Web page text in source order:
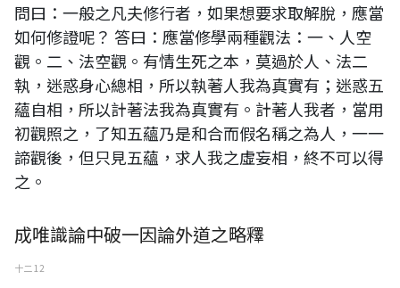
問曰：一般之凡夫修行者，如果想要求取解脫，應當
如何修證呢？ 答曰：應當修學兩種觀法：一、人空
觀。二、法空觀。有情生死之本，莫過於人、法二
執，迷惑身心總相，所以執著人我為真實有；迷惑五
蘊自相，所以計著法我為真實有。計著人我者，當用
初觀照之，了知五蘊乃是和合而假名稱之為人，一一
諦觀後，但只見五蘊，求人我之虛妄相，終不可以得
之。
成唯識論中破一因論外道之略釋
十二 12